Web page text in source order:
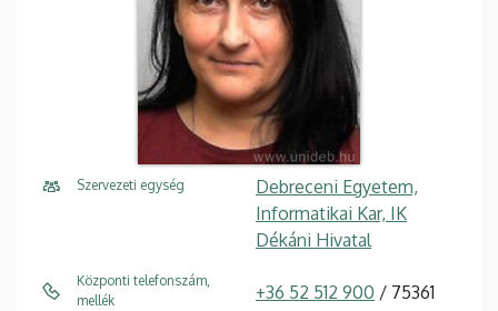
Szervezeti egység
Debreceni Egyetem,
Informatikai Kar, IK
Dékáni Hivatal
Központi telefonszám,
mellék
+36 52 512 900 / 75361